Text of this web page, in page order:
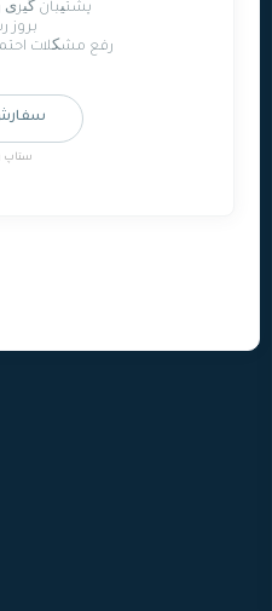
پشتیبان گیری
بروز
رفع مشکلات
ستاپ